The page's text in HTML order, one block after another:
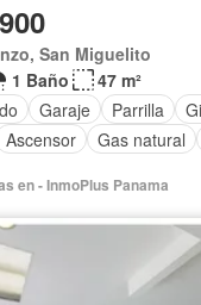
San Miguelito
1 Baño
47 m²
Garaje Parrilla
Ascensor Gas natural
en - InmoPlus Panama